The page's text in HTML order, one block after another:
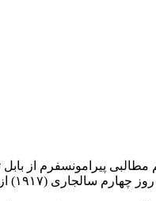
مطالبی پیرامونسفرم از